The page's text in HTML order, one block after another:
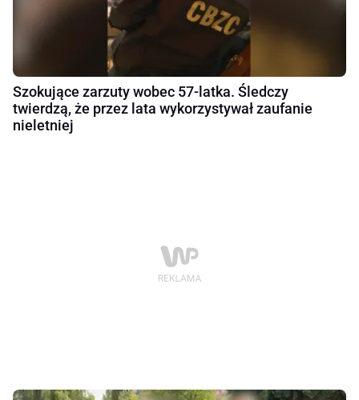
Szokujące zarzuty wobec 57-latka. Śledczy
twierdzą, że przez lata wykorzystywał zaufanie
nieletniej